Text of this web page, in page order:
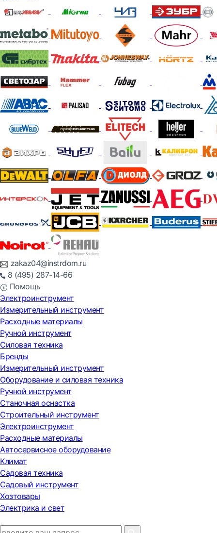
zakaz04@instrdom.ru
8 (495) 287-14-66
Помощь
Электроинструмент
Измерительный инструмент
Расходные материалы
Ручной инструмент
Силовая техника
Бренды
Измерительный инструмент
Оборудование и силовая техника
Ручной инструмент
Станочная оснастка
Строительный инструмент
Электроинструмент
Расходные материалы
Автосервисное оборудование
Климат
Садовая техника
Садовый инструмент
Хозтовары
Электрика и свет